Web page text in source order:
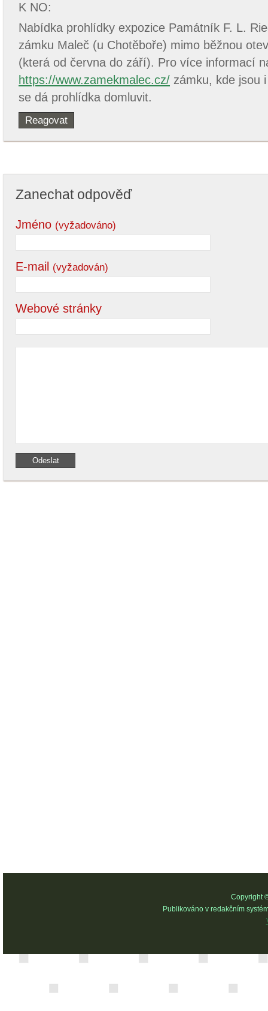
K NO:
Nabídka prohlídky expozice Památník F. L.
zámku Maleč (u Chotěboře) mimo běžnou
(která od června do září). Pro více informací
https://www.zamekmalec.cz/ zámku, kde jsou
se dá prohlídka domluvit.
Reagovat
Zanechat odpověď
Jméno (vyžadováno)
E-mail (vyžadován)
Webové stránky
Copyright
Publikováno v redakčním